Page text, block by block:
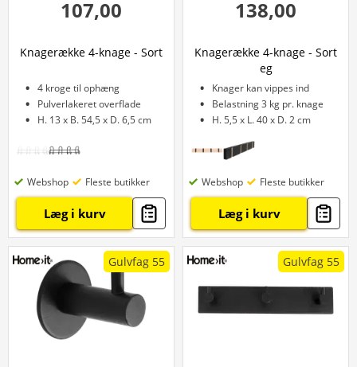
107,00
Knagerække 4-knage - Sort
4 kroge til ophæng
Pulverlakeret overflade
H. 13 x B. 54,5 x D. 6,5 cm
Webshop Fleste butikker
Læg i kurv
138,00
Knagerække 4-knage - Sort
eg
Knager kan vippes ind
Belastning 3 kg pr. knage
H. 5,5 x L. 40 x D. 2 cm
Webshop Fleste butikker
Læg i kurv
Gulvfag 55 Gulvfag 55